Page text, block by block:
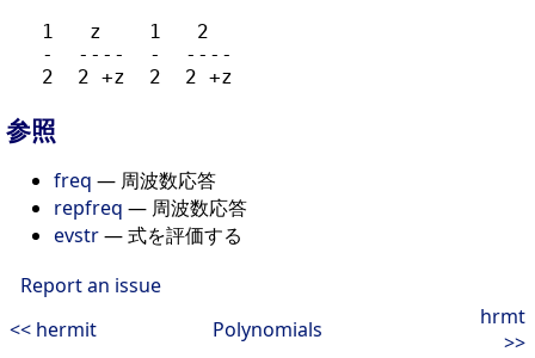
   1   z    1   2
   -  ----  -  ----
参照
freq — 周波数応答
repfreq — 周波数応答
evstr— 式を評価する
Report an issue
<< hermit
Polynomials
hrmt
>>